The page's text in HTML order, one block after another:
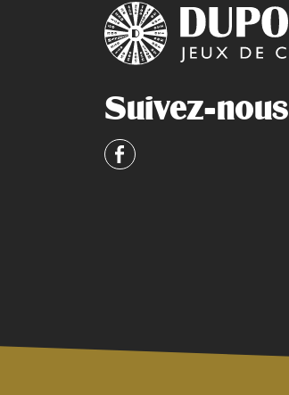
Suivez-nous
Facebook